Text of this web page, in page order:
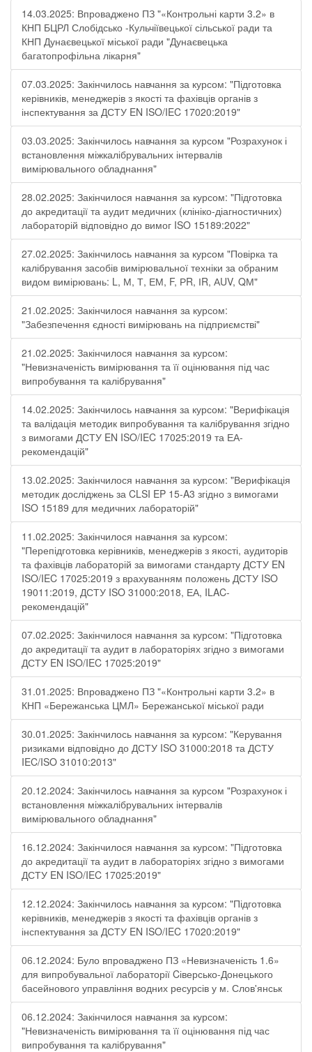
14.03.2025: Впроваджено ПЗ "«Контрольні карти 3.2» в
КНП БЦРЛ Слобідсько -Кульчіївецької сільської ради та
КНП Дунаєвецької міської ради "Дунаєвецька
багатопрофільна лікарня"
07.03.2025: Закінчилось навчання за курсом: "Підготовка
керівників, менеджерів з якості та фахівців органів з
інспектування за ДСТУ EN ISO/IEC 17020:2019"
03.03.2025: Закінчилось навчання за курсом "Розрахунок і
встановлення міжкалібрувальних інтервалів
вимірювального обладнання"
28.02.2025: Закінчилося навчання за курсом: "Підготовка
до акредитації та аудит медичних (клініко-діагностичних)
лабораторій відповідно до вимог ISO 15189:2022"
27.02.2025: Закінчилось навчання за курсом "Повірка та
калібрування засобів вимірювальної техніки за обраним
видом вимірювань: L, М, Т, ЕМ, F, РR, ІR, АUV, QМ"
21.02.2025: Закінчилося навчання за курсом:
"Забезпечення єдності вимірювань на підприємстві"
21.02.2025: Закінчилося навчання за курсом:
"Невизначеність вимірювання та її оцінювання під час
випробування та калібрування"
14.02.2025: Закінчилось навчання за курсом: "Верифікація
та валідація методик випробування та калібрування згідно
з вимогами ДСТУ EN ISO/IEC 17025:2019 та ЕА-
рекомендацій"
13.02.2025: Закінчилося навчання за курсом: "Верифікація
методик досліджень за CLSI EP 15-A3 згідно з вимогами
ISO 15189 для медичних лабораторій"
11.02.2025: Закінчилося навчання за курсом:
"Перепідготовка керівників, менеджерів з якості, аудиторів
та фахівців лабораторій за вимогами стандарту ДСТУ EN
ISO/IEC 17025:2019 з врахуванням положень ДСТУ ISO
19011:2019, ДСТУ ISO 31000:2018, ЕА, ILAC-
рекомендацій"
07.02.2025: Закінчилося навчання за курсом: "Підготовка
до акредитації та аудит в лабораторіях згідно з вимогами
ДСТУ EN ISO/IEC 17025:2019"
31.01.2025: Впроваджено ПЗ "«Контрольні карти 3.2» в
КНП «Бережанська ЦМЛ» Бережанської міської ради
30.01.2025: Закінчилось навчання за курсом: "Керування
ризиками відповідно до ДСТУ ISO 31000:2018 та ДСТУ
IEC/ISO 31010:2013"
20.12.2024: Закінчилось навчання за курсом "Розрахунок і
встановлення міжкалібрувальних інтервалів
вимірювального обладнання"
16.12.2024: Закінчилося навчання за курсом: "Підготовка
до акредитації та аудит в лабораторіях згідно з вимогами
ДСТУ EN ISO/IEC 17025:2019"
12.12.2024: Закінчилось навчання за курсом: "Підготовка
керівників, менеджерів з якості та фахівців органів з
інспектування за ДСТУ EN ISO/IEC 17020:2019"
06.12.2024: Було впроваджено ПЗ «Невизначеність 1.6»
для випробувальної лабораторії Cіверсько-Донецького
басейнового управління водних ресурсів у м. Слов'янськ
06.12.2024: Закінчилося навчання за курсом:
"Невизначеність вимірювання та її оцінювання під час
випробування та калібрування"